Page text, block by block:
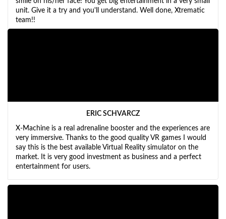
unit. Give it a try and you'll understand. Well done, Xtrematic
team!!
ERIC SCHVARCZ
X-Machine is a real adrenaline booster and the experiences are
very immersive. Thanks to the good quality VR games I would
say this is the best available Virtual Reality simulator on the
market. It is very good investment as business and a perfect
entertainment for users.